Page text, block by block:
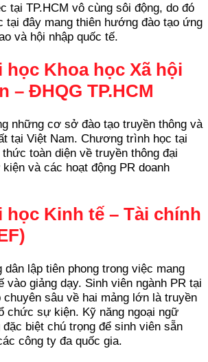
tại TP.HCM vô cùng sôi động, do đó
tại đây mang thiên hướng đào tạo ứng
và hội nhập quốc tế.
Khoa học Xã hội
– ĐHQG TP.HCM
những cơ sở đào tạo truyền thông và
tại Việt Nam. Chương trình học tại
toàn diện về truyền thông đại
và các hoạt động PR doanh
Kinh tế – Tài chính
lập tiên phong trong việc mang
vào giảng dạy. Sinh viên ngành PR tại
sâu về hai mảng lớn là truyền
chức sự kiện. Kỹ năng ngoại ngữ
biệt chú trọng để sinh viên sẵn
công ty đa quốc gia.